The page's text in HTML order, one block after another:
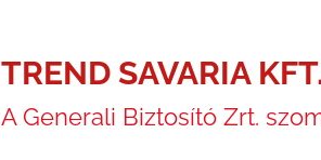
TREND SAVARIA KFT.
A Generali Biztosító Zrt.